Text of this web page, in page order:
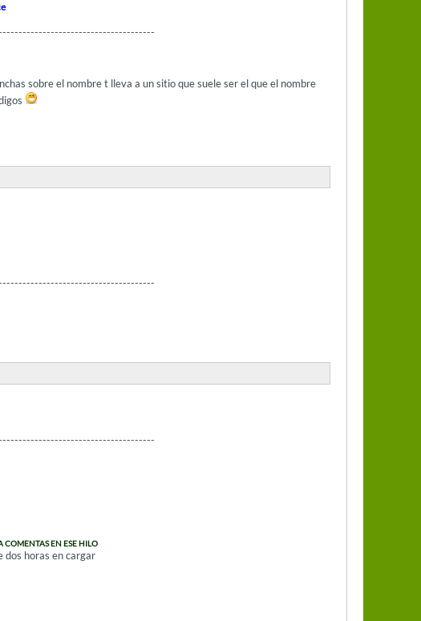
sobre el nombre t lleva a un sitio que suele ser el que el nombre
COMENTAS EN ESE HILO
dos horas en cargar